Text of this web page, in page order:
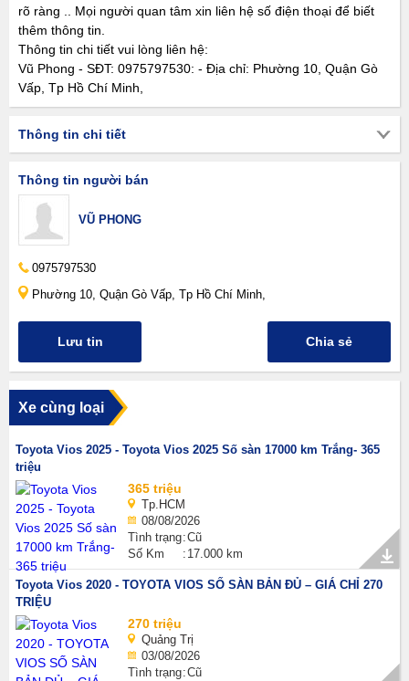
rõ ràng .. Mọi người quan tâm xin liên hệ số điện thoại để biết
thêm thông tin.
Thông tin chi tiết vui lòng liên hệ:
Vũ Phong - SĐT: 0975797530: - Địa chỉ: Phường 10, Quận Gò
Vấp, Tp Hồ Chí Minh,
Thông tin chi tiết
Thông tin người bán
VŨ PHONG
0975797530
Phường 10, Quận Gò Vấp, Tp Hồ Chí Minh,
Lưu tin Chia sẻ
Xe cùng loại
Toyota Vios 2025 - Toyota Vios 2025 Số sàn 17000 km Trắng- 365
triệu
365 triệu
Tp.HCM
08/08/2026
Tình trạng Cũ
Số Km
17.000 km
Toyota Vios 2020 - TOYOTA VIOS SỐ SÀN BẢN ĐỦ – GIÁ CHỈ 270
TRIỆU
270 triệu
Quảng Trị
03/08/2026
Tình trạng Cũ